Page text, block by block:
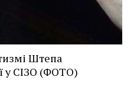
Штепа
у СІЗО (ФОТО)